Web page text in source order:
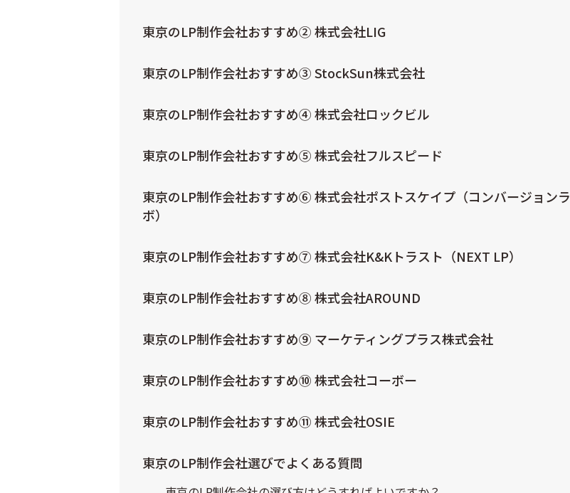
東京のLP制作会社おすすめ② 株式会社LIG
東京のLP制作会社おすすめ③ StockSun株式会社
東京のLP制作会社おすすめ④ 株式会社ロックビル
東京のLP制作会社おすすめ⑤ 株式会社フルスピード
東京のLP制作会社おすすめ⑥ 株式会社ポストスケイプ（コンバージョンラ
ボ）
東京のLP制作会社おすすめ⑦ 株式会社K&Kトラスト（NEXT LP）
東京のLP制作会社おすすめ⑧ 株式会社AROUND
東京のLP制作会社おすすめ⑨ マーケティングプラス株式会社
東京のLP制作会社おすすめ⑩ 株式会社コーボー
東京のLP制作会社おすすめ⑪ 株式会社OSIE
東京のLP制作会社選びでよくある質問